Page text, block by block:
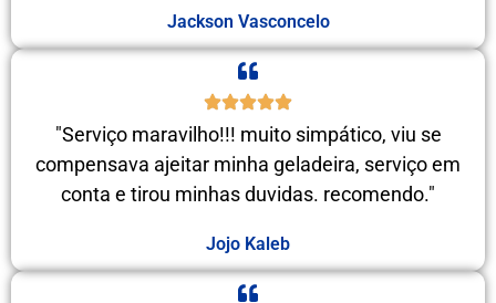
Jackson Vasconcelo
"Serviço maravilho!!! muito simpático, viu se
compensava ajeitar minha geladeira, serviço em
conta e tirou minhas duvidas. recomendo."
Jojo Kaleb